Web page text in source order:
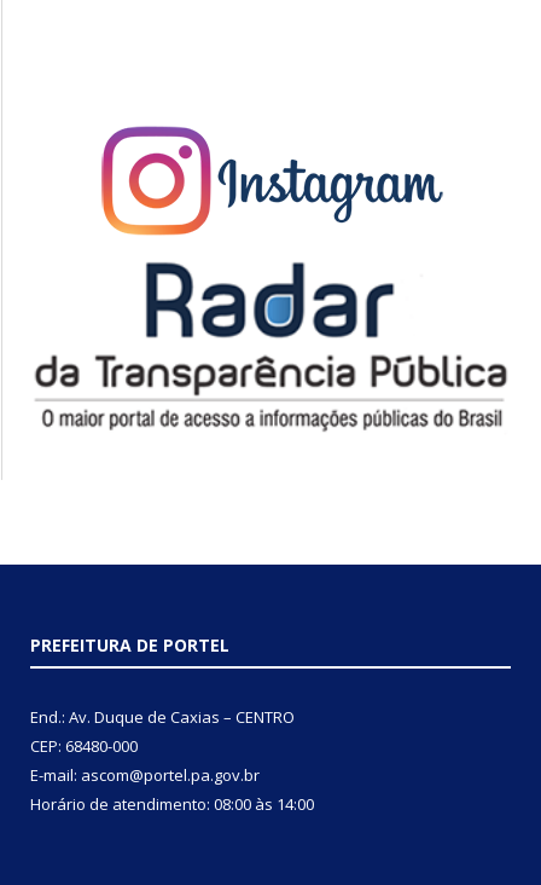
PREFEITURA DE PORTEL
End.: Av. Duque de Caxias – CENTRO
CEP: 68480-000
E-mail: ascom@portel.pa.gov.br
Horário de atendimento: 08:00 às 14:00